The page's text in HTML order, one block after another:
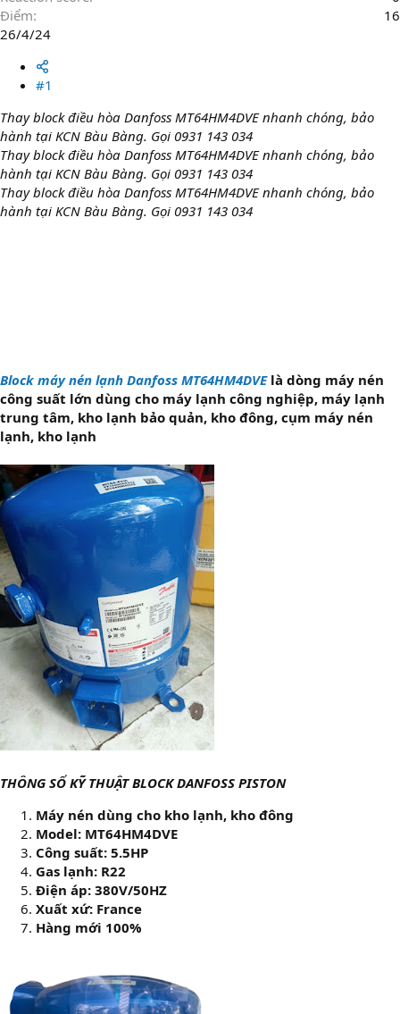
Điểm
16
26/4/24
#1
Thay block điều hòa Danfoss MT64HM4DVE nhanh chóng, bảo
hành tại KCN Bàu Bàng. Gọi 0931 143 034
Thay block điều hòa Danfoss MT64HM4DVE nhanh chóng, bảo
hành tại KCN Bàu Bàng. Gọi 0931 143 034
Thay block điều hòa Danfoss MT64HM4DVE nhanh chóng, bảo
hành tại KCN Bàu Bàng. Gọi 0931 143 034
Block máy nén lạnh Danfoss MT64HM4DVElà dòng máy nén
công suất lớn dùng cho máy lạnh công nghiệp, máy lạnh
trung tâm, kho lạnh bảo quản, kho đông, cụm máy nén
lạnh, kho lạnh
THÔNG SỐ KỸ THUẬT BLOCK DANFOSS PISTON
Máy nén dùng cho kho lạnh, kho đông
Model: MT64HM4DVE
Công suất: 5.5HP
Gas lạnh: R22
Điện áp: 380V/50HZ
Xuất xứ: France
Hàng mới 100%